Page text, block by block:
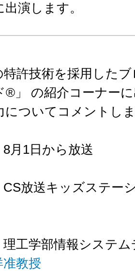
演します。
特許技術を採用した
®」 の紹介コーナー
についてコメントし
1日から放送
送キッズステーシ
学部情報システム
教授